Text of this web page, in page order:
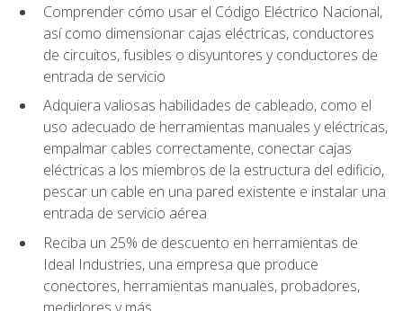
Comprender cómo usar el Código Eléctrico Nacional,
así como dimensionar cajas eléctricas, conductores
de circuitos, fusibles o disyuntores y conductores de
entrada de servicio
Adquiera valiosas habilidades de cableado, como el
uso adecuado de herramientas manuales y eléctricas,
empalmar cables correctamente, conectar cajas
eléctricas a los miembros de la estructura del edificio,
pescar un cable en una pared existente e instalar una
entrada de servicio aérea
Reciba un 25% de descuento en herramientas de
Ideal Industries, una empresa que produce
conectores, herramientas manuales, probadores,